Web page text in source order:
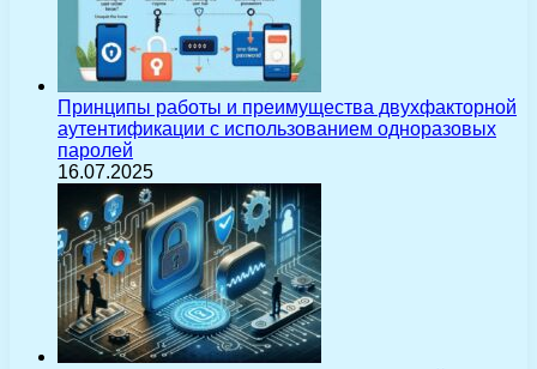
Принципы работы и преимущества двухфакторной
аутентификации с использованием одноразовых
паролей
16.07.2025